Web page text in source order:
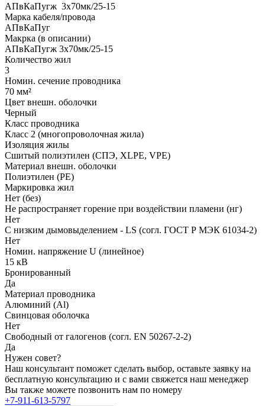
АПвКаПугж 3x70мк/25-15
Марка кабеля/провода
АПвКаПуг
Макрка (в описании)
АПвКаПугж 3x70мк/25-15
Количество жил
3
Номин. сечение проводника
70 мм²
Цвет внешн. оболочки
Черный
Класс проводника
Класс 2 (многопроволочная жила)
Изоляция жилы
Сшитый полиэтилен (СПЭ, XLPE, VPE)
Материал внешн. оболочки
Полиэтилен (PE)
Маркировка жил
Нет (без)
Не распространяет горение при воздействии пламени (нг)
Нет
С низким дымовыделением - LS (согл. ГОСТ Р МЭК 61034-2)
Нет
Номин. напряжение U (линейное)
15 кВ
Бронированный
Да
Материал проводника
Алюминий (Al)
Свинцовая оболочка
Нет
Свободный от галогенов (согл. EN 50267-2-2)
Да
Нужен совет?
Наш консультант поможет сделать выбор, оставьте заявку на
бесплатную консультацию и с вами свяжется наш менеджер
Вы также можете позвонить нам по номеру
+7-911-613-5797